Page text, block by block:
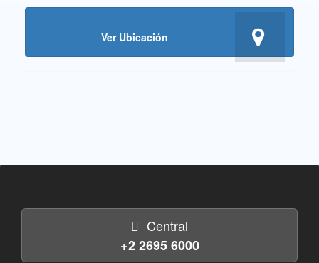
Ver Ubicación
Central
+2 2695 6000